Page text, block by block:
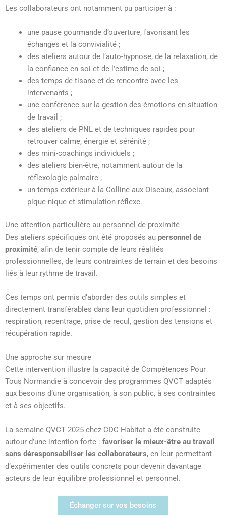
Les collaborateurs ont notamment pu participer à :
une pause gourmande d’ouverture, favorisant les
échanges et la convivialité ;
des ateliers autour de l’auto-hypnose, de la relaxation, de
la confiance en soi et de l’estime de soi ;
des temps de tisane et de rencontre avec les
intervenants ;
une conférence sur la gestion des émotions en situation
de travail ;
des ateliers de PNL et de techniques rapides pour
retrouver calme, énergie et sérénité ;
des mini-coachings individuels ;
des ateliers bien-être, notamment autour de la
réflexologie palmaire ;
un temps extérieur à la Colline aux Oiseaux, associant
pique-nique et stimulation réflexe.
Une attention particulière au personnel de proximité
Des ateliers spécifiques ont été proposés au personnel de
proximité, afin de tenir compte de leurs réalités
professionnelles, de leurs contraintes de terrain et des besoins
liés à leur rythme de travail.
Ces temps ont permis d’aborder des outils simples et
directement transférables dans leur quotidien professionnel :
respiration, recentrage, prise de recul, gestion des tensions et
récupération rapide.
Une approche sur mesure
Cette intervention illustre la capacité de Compétences Pour
Tous Normandie à concevoir des programmes QVCT adaptés
aux besoins d’une organisation, à son public, à ses contraintes
et à ses objectifs.
La semaine QVCT 2025 chez CDC Habitat a été construite
autour d’une intention forte : favoriser le mieux-être au travail
sans déresponsabiliser les collaborateurs, en leur permettant
d’expérimenter des outils concrets pour devenir davantage
acteurs de leur équilibre professionnel et personnel.
Échanger sur vos besoins